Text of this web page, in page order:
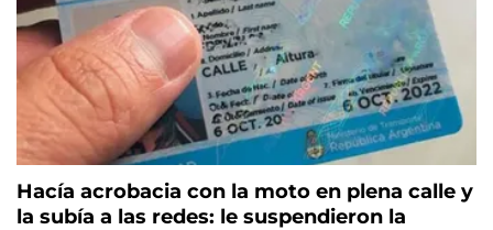
Hacía acrobacia con la moto en plena calle y
la subía a las redes: le suspendieron la